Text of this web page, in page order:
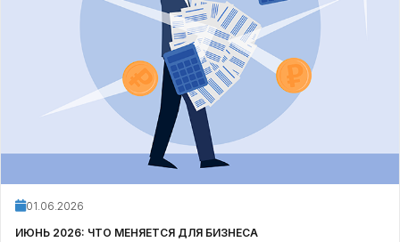
01.06.2026
ИЮНЬ 2026: ЧТО МЕНЯЕТСЯ ДЛЯ БИЗНЕСА